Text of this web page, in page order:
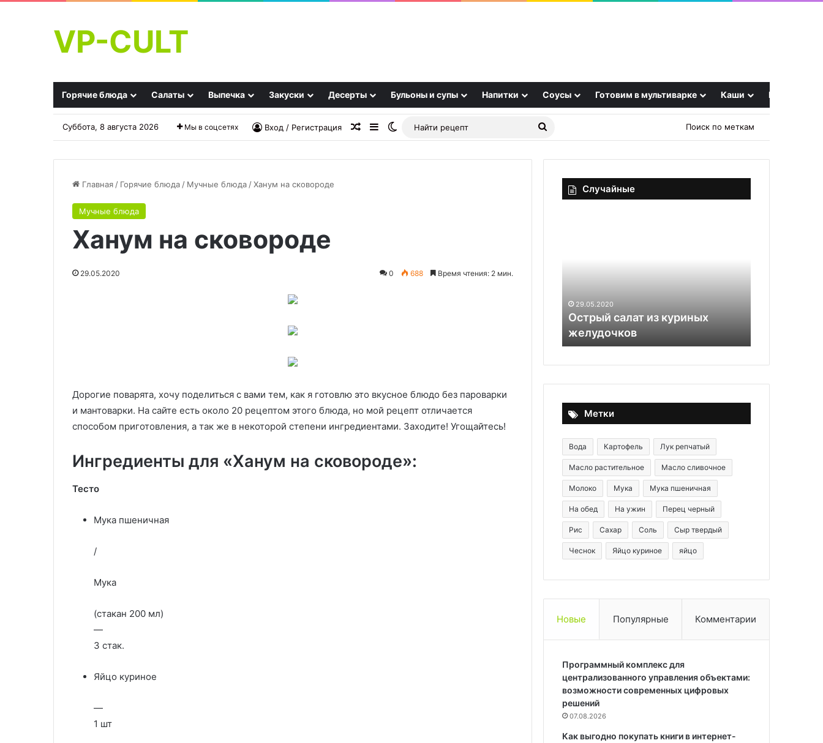
VP-CULT
Горячие блюда Салаты Выпечка Закуски Десерты Бульоны и супы Напитки Соусы Готовим в мультиварке Каши Еще
Суббота, 8 августа 2026 Мы в соцсетях Вход / Регистрация Случайная статья
SidebarSwitch skin
Найти
Поиск по меткам
Главная / Горячие блюда / Мучные блюда /Ханум на сковороде
Мучные блюда
Ханум на сковороде
29.05.2020 0 688 Время чтения: 2 мин.
Дорогие поварята, хочу поделиться с вами тем, как я готовлю это вкусное блюдо без пароварки
и мантоварки. На сайте есть около 20 рецептом этого блюда, но мой рецепт отличается
способом приготовления, а так же в некоторой степени ингредиентами. Заходите! Угощайтесь!
Ингредиенты для «Ханум на сковороде»:
Тесто
Мука пшеничная
/
Мука
(стакан 200 мл)
—
3 стак.
Яйцо куриное
—
1 шт
Случайные
нежном
тесте: проверенный рецепт.
29.05.2020
Острый салат из куриных
желудочков
Метки
Вода Картофель Лук репчатый
Масло растительное Масло сливочное
Молоко Мука Мука пшеничная
На обед На ужин Перец черный
Рис Сахар Соль Сыр твердый
Чеснок Яйцо куриное яйцо
Новые Популярные Комментарии
Программный комплекс для
централизованного управления объектами:
возможности современных цифровых
решений
07.08.2026
Как выгодно покупать книги в интернет-